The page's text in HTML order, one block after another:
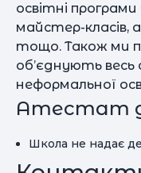
освітні програми
майстер-класів,
тощо. Також ми
об’єднують весь
неформальної
Атестат
Школа не надає